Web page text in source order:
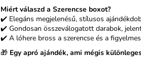
Miért válaszd a Szerencse boxot?
✔️ Elegáns megjelenésű, stílusos
✔️ Gondosan összeválogatott darabok,
✔️ A lóhere bross a szerencse és a
🎁 Egy apró ajándék, ami mégis